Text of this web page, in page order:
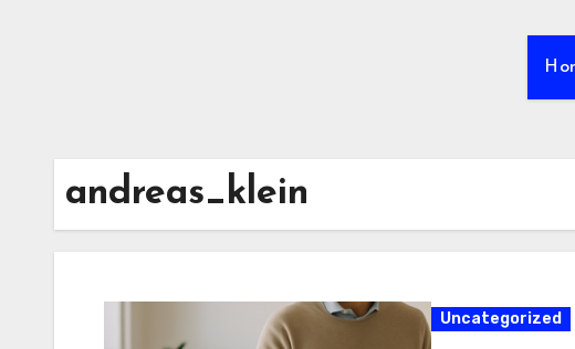
andreas_klein
Uncategorized